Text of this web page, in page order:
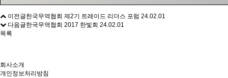
이전글한국무역협회 제2기 트레이드 리더스 포럼 24.02.01
다음글한국무역협회 2017 한빛회 24.02.01
목록
회사소개
개인정보처리방침